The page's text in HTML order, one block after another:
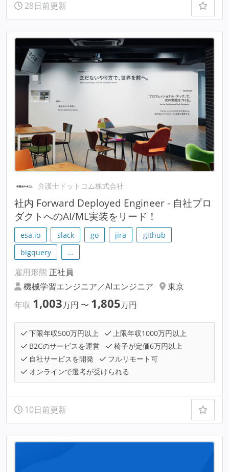
28日前更新
弁護士ドットコム株式会社
社内 Forward Deployed Engineer - 自社プロ
ダクトへのAI/ML実装をリード！
esa.io slack go jira
github
bigquery
…
雇用形態 正社員
機械学習エンジニア／AIエンジニア
東京
年収 1,003万円 〜 1,805万円
下限年収500万円以上
上限年収1000万円以上
B2Cのサービスを運営
椅子が定価6万円以上
自社サービスを開発
フルリモート可
オンラインで選考が受けられる
10日前更新